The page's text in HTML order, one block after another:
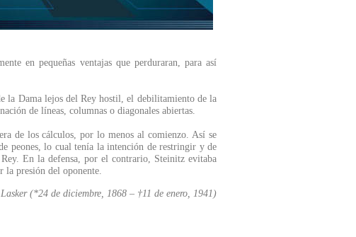
en pequeñas ventajas que perduraran, para así
la Dama lejos del Rey hostil, el debilitamiento de la
de líneas, columnas o diagonales abiertas.
de los cálculos, por lo menos al comienzo. Así se
peones, lo cual tenía la intención de restringir y de
En la defensa, por el contrario, Steinitz evitaba
la presión del oponente.
(*24 de diciembre, 1868 – †11 de enero, 1941)